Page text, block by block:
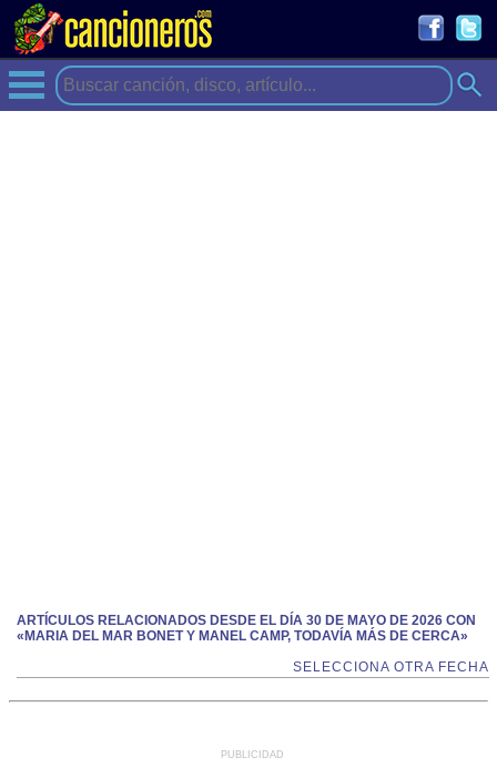
ARTÍCULOS RELACIONADOS DESDE EL DÍA 30 DE MAYO DE 2026 CON
«MARIA DEL MAR BONET Y MANEL CAMP, TODAVÍA MÁS DE CERCA»
SELECCIONA OTRA FECHA
PUBLICIDAD